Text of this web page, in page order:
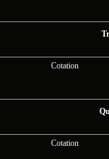
Cotation
Cotation